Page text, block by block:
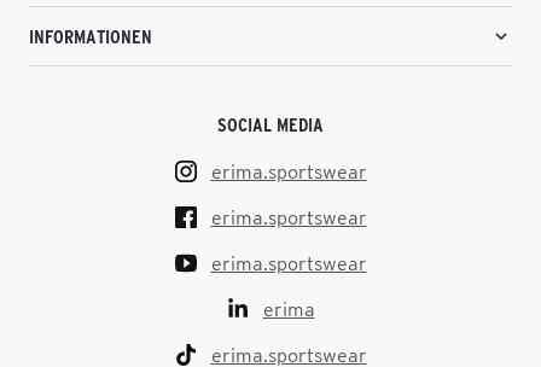
INFORMATIONEN
SOCIAL MEDIA
erima.sportswear
erima.sportswear
erima.sportswear
erima
erima.sportswear